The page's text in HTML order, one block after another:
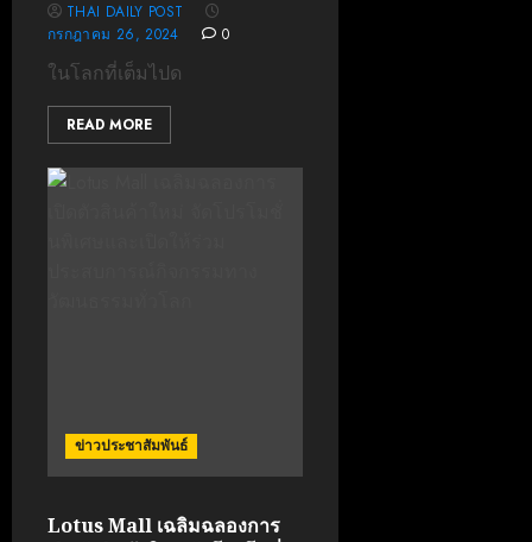
THAI DAILY POST
กรกฎาคม 26, 2024
0
ในโลกที่เต็มไปด
READ MORE
ข่าวประชาสัมพันธ์
Lotus Mall เฉลิมฉลองการ